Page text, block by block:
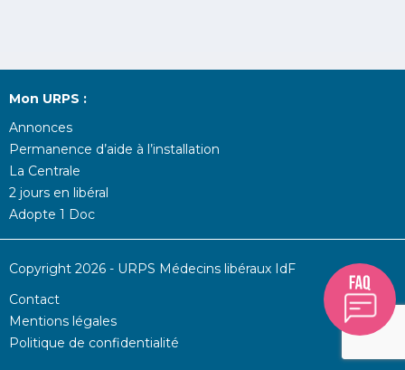
Mon URPS :
Annonces
Permanence d’aide à l’installation
La Centrale
2 jours en libéral
Adopte 1 Doc
Copyright 2026 - URPS Médecins libéraux IdF
Contact
Mentions légales
Politique de confidentialité